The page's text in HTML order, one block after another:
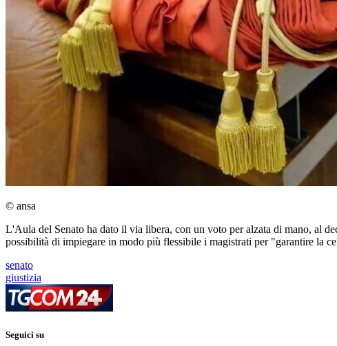
© ansa
L'Aula del Senato ha dato il via libera, con un voto per alzata di mano, al
possibilità di impiegare in modo più flessibile i magistrati per "garantire la
senato
giustizia
Seguici su